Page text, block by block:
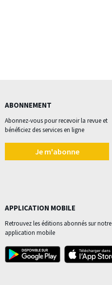
ABONNEMENT
Abonnez-vous pour recevoir la revue et
bénéficiez des services en ligne
Je m'abonne
APPLICATION MOBILE
Retrouvez les éditions abonnés sur notre
application mobile